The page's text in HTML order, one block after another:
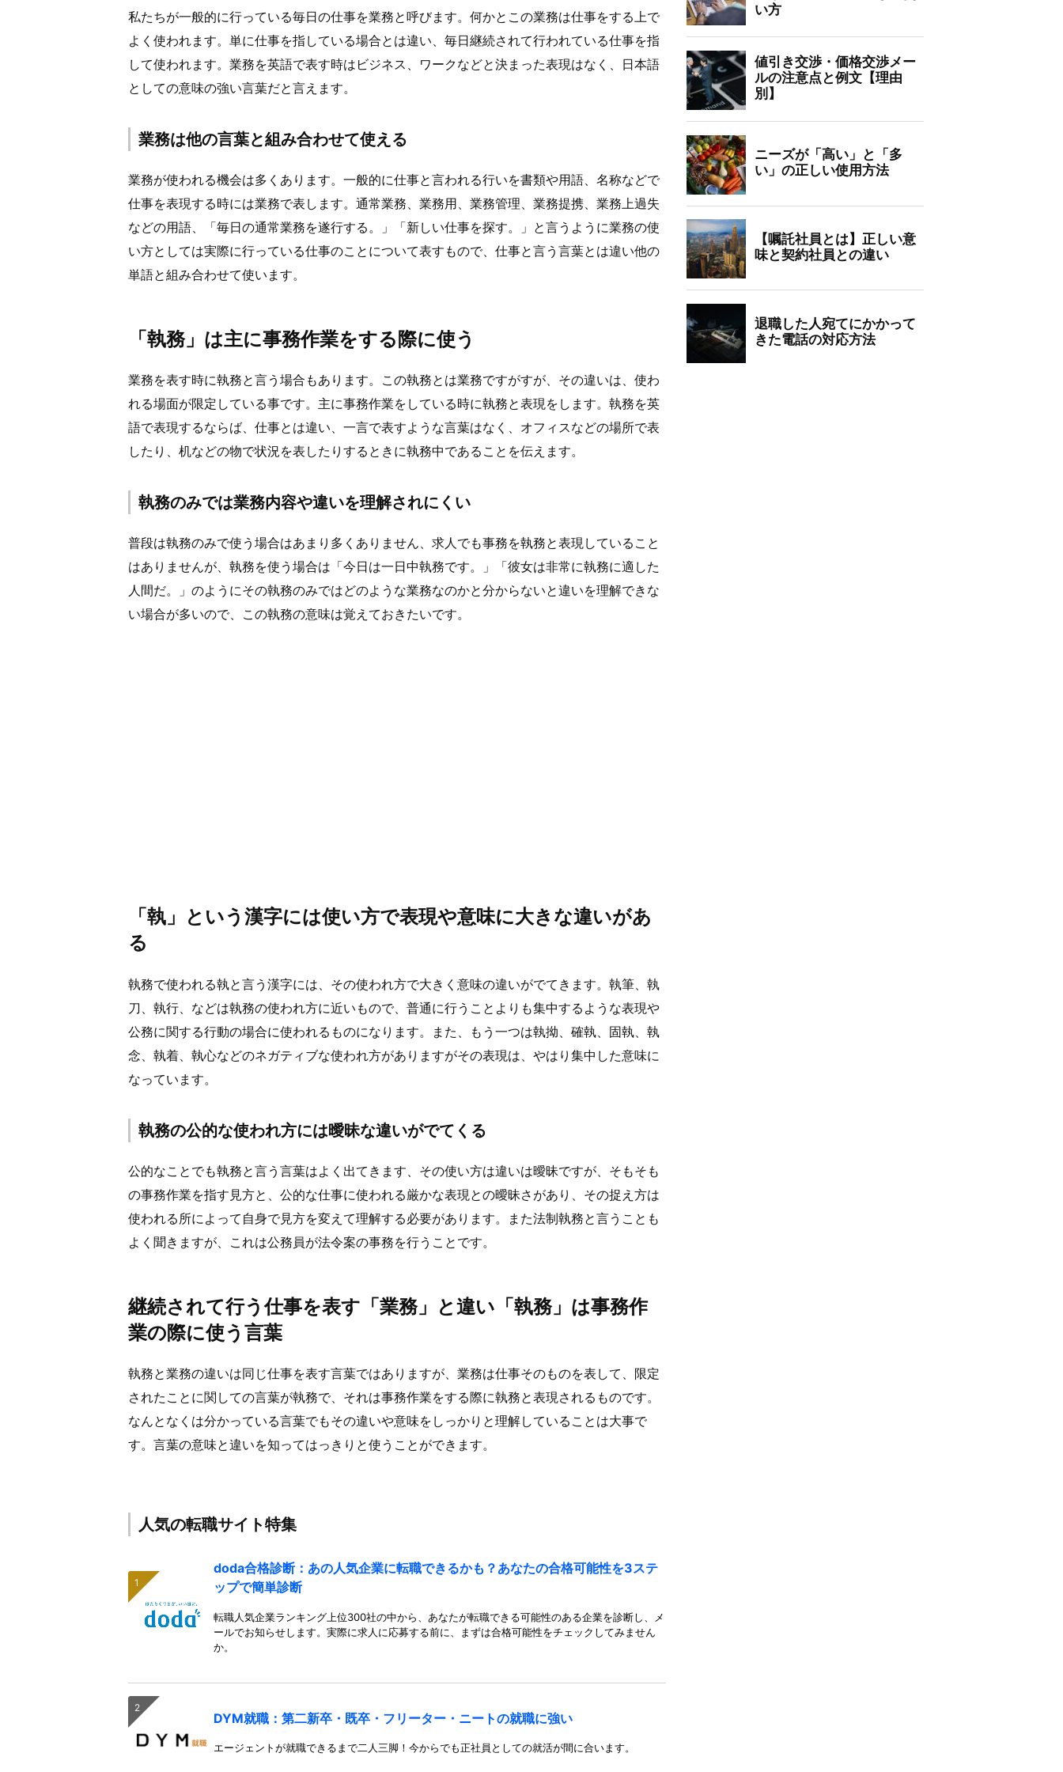
私たちが一般的に行っている毎日の仕事を業務と呼びます。何かとこの業務は仕事をする上で
よく使われます。単に仕事を指している場合とは違い、毎日継続されて行われている仕事を指
して使われます。業務を英語で表す時はビジネス、ワークなどと決まった表現はなく、日本語
としての意味の強い言葉だと言えます。
業務は他の言葉と組み合わせて使える
業務が使われる機会は多くあります。一般的に仕事と言われる行いを書類や用語、名称などで
仕事を表現する時には業務で表します。通常業務、業務用、業務管理、業務提携、業務上過失
などの用語、「毎日の通常業務を遂行する。」「新しい仕事を探す。」と言うように業務の使
い方としては実際に行っている仕事のことについて表すもので、仕事と言う言葉とは違い他の
単語と組み合わせて使います。
「執務」は主に事務作業をする際に使う
業務を表す時に執務と言う場合もあります。この執務とは業務ですがすが、その違いは、使わ
れる場面が限定している事です。主に事務作業をしている時に執務と表現をします。執務を英
語で表現するならば、仕事とは違い、一言で表すような言葉はなく、オフィスなどの場所で表
したり、机などの物で状況を表したりするときに執務中であることを伝えます。
執務のみでは業務内容や違いを理解されにくい
普段は執務のみで使う場合はあまり多くありません、求人でも事務を執務と表現していること
はありませんが、執務を使う場合は「今日は一日中執務です。」「彼女は非常に執務に適した
人間だ。」のようにその執務のみではどのような業務なのかと分からないと違いを理解できな
い場合が多いので、この執務の意味は覚えておきたいです。
「執」という漢字には使い方で表現や意味に大きな違いがあ
る
執務で使われる執と言う漢字には、その使われ方で大きく意味の違いがでてきます。執筆、執
刀、執行、などは執務の使われ方に近いもので、普通に行うことよりも集中するような表現や
公務に関する行動の場合に使われるものになります。また、もう一つは執拗、確執、固執、執
念、執着、執心などのネガティブな使われ方がありますがその表現は、やはり集中した意味に
なっています。
執務の公的な使われ方には曖昧な違いがでてくる
公的なことでも執務と言う言葉はよく出てきます、その使い方は違いは曖昧ですが、そもそも
の事務作業を指す見方と、公的な仕事に使われる厳かな表現との曖昧さがあり、その捉え方は
使われる所によって自身で見方を変えて理解する必要があります。また法制執務と言うことも
よく聞きますが、これは公務員が法令案の事務を行うことです。
継続されて行う仕事を表す「業務」と違い「執務」は事務作
業の際に使う言葉
執務と業務の違いは同じ仕事を表す言葉ではありますが、業務は仕事そのものを表して、限定
されたことに関しての言葉が執務で、それは事務作業をする際に執務と表現されるものです。
なんとなくは分かっている言葉でもその違いや意味をしっかりと理解していることは大事で
す。言葉の意味と違いを知ってはっきりと使うことができます。
人気の転職サイト特集
doda合格診断：あの人気企業に転職できるかも？あなたの合格可能性を3ステ
ップで簡単診断
転職人気企業ランキング上位300社の中から、あなたが転職できる可能性のある企業を診断し、メ
ールでお知らせします。実際に求人に応募する前に、まずは合格可能性をチェックしてみません
か。
DYM就職：第二新卒・既卒・フリーター・ニートの就職に強い
エージェントが就職できるまで二人三脚！今からでも正社員としての就活が間に合います。